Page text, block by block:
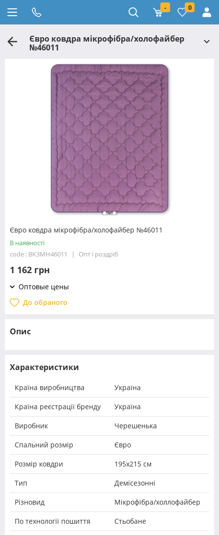
- 0
Євро ковдра мікрофібра/холофайбер
№46011
Євро ковдра мікрофібра/холофайбер №46011
В наявності
code : BK3MH46011
Опт і роздріб
1 162 грн
Оптовые цены
До обраного
Опис
Характеристики
Країна виробництва Україна
Країна реєстрації бренду Україна
Виробник Черешенька
Спальний розмір Євро
Розмір ковдри 195x215 см
Тип Демісезонні
Різновид Мікрофібра/холлофайбер
По технології пошиття Стьобане